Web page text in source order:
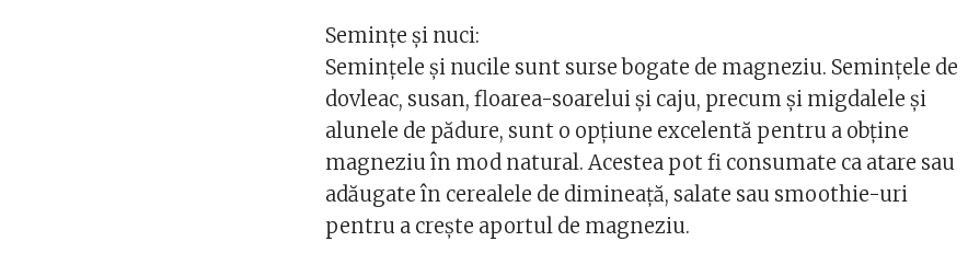
Semințe și nuci:
Semințele și nucile sunt surse bogate de magneziu. Semințele de
dovleac, susan, floarea-soarelui și caju, precum și migdalele și
alunele de pădure, sunt o opțiune excelentă pentru a obține
magneziu în mod natural. Acestea pot fi consumate ca atare sau
adăugate în cerealele de dimineață, salate sau smoothie-uri
pentru a crește aportul de magneziu.